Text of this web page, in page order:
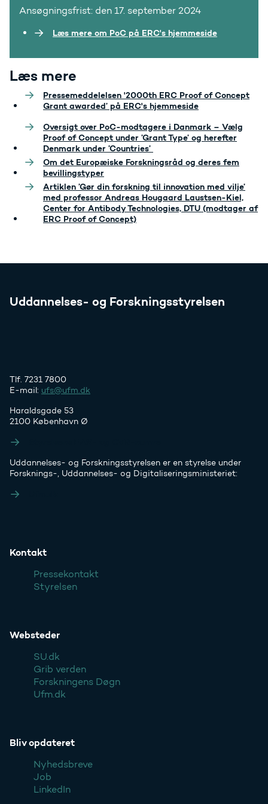
Ansøgningsfrist: den 17. september 2024
Læs mere om PoC på ERC's hjemmeside
Læs mere
Pressemeddelelsen '2000th ERC Proof of Concept
Grant awarded’ på ERC's hjemmeside
Oversigt over PoC-modtagere i Danmark – Vælg
Proof of Concept under ’Grant Type’ og herefter
Denmark under ’Countries’
Om det Europæiske Forskningsråd og deres fem
bevillingstyper
Artiklen ’Gør din forskning til innovation med vilje’
med professor Andreas Hougaard Laustsen-Kiel,
Center for Antibody Technologies, DTU (modtager af
ERC Proof of Concept)
Uddannelses- og Forskningsstyrelsen
Tlf. 7231 7800
E-mail: ufs@ufm.dk
Haraldsgade 53
2100 København Ø
Uddannelses- og Forskningsstyrelsen er en styrelse under
Forsknings-, Uddannelses- og Digitaliseringsministeriet:
Kontakt
Pressekontakt
Styrelsen
Websteder
SU.dk
Grib verden
Forskningens Døgn
Ufm.dk
Bliv opdateret
Nyhedsbreve
Job
LinkedIn